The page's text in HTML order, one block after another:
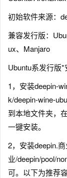
初始软件来源：
兼容发行版：
ux、Manjaro
Ubuntu系发行版
1，安装deepin-
k/deepin-wine-
到本地文件夹，
一键安装。
2，安装deepin.
业/deepin/pool/
可。以下为推荐